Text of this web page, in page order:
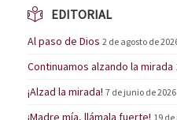
EDITORIAL
Al paso de Dios 2 de agosto de
Continuamos alzando la mirada
¡Alzad la mirada! 7 de junio de 2026
¡Madre mía, llámala fuerte! 19